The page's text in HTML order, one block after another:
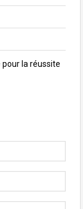
pour la réussite